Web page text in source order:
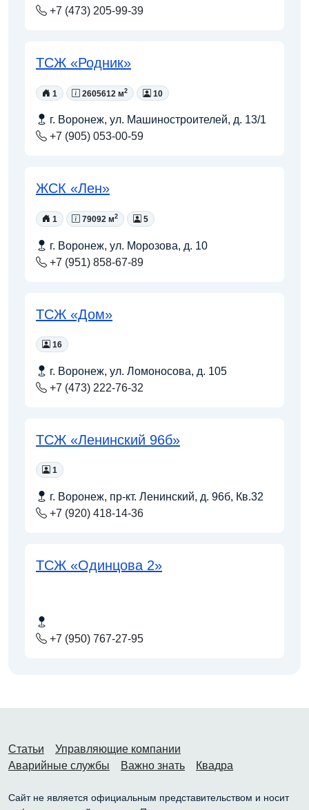
+7 (473) 205-99-39
ТСЖ «Родник»
1 2605612 м2 10
г. Воронеж, ул. Машиностроителей, д. 13/1
+7 (905) 053-00-59
ЖСК «Лен»
1 79092 м2 5
г. Воронеж, ул. Морозова, д. 10
+7 (951) 858-67-89
ТСЖ «Дом»
16
г. Воронеж, ул. Ломоносова, д. 105
+7 (473) 222-76-32
ТСЖ «Ленинский 96б»
1
г. Воронеж, пр-кт. Ленинский, д. 96б, Кв.32
+7 (920) 418-14-36
ТСЖ «Одинцова 2»
+7 (950) 767-27-95
Статьи
Управляющие компании
Аварийные службы
Важно знать Квадра
Сайт не является официальным представительством и носит